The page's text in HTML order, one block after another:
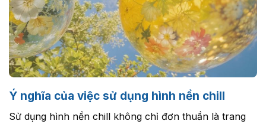
Ý nghĩa của việc sử dụng hình nền chill
Sử dụng hình nền chill không chỉ đơn thuần là trang